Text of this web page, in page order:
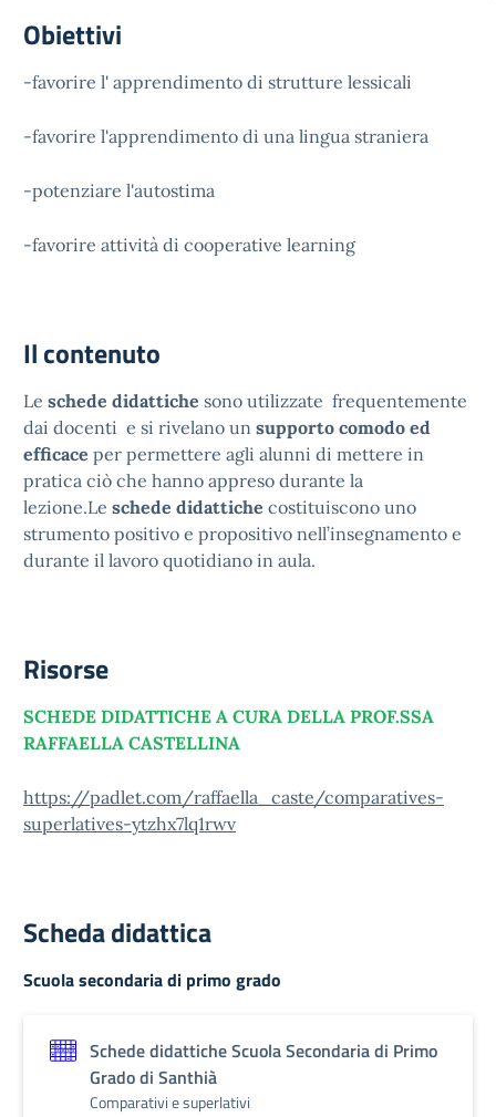
Obiettivi
-favorire l' apprendimento di strutture lessicali
-favorire l'apprendimento di una lingua straniera
-potenziare l'autostima
-favorire attività di cooperative learning
Il contenuto
Le schede didattiche sono utilizzate frequentemente
dai docenti e si rivelano un supporto comodo ed
efficace per permettere agli alunni di mettere in
pratica ciò che hanno appreso durante la
lezione.Le schede didattiche costituiscono uno
strumento positivo e propositivo nell’insegnamento e
durante il lavoro quotidiano in aula.
Risorse
SCHEDE DIDATTICHE A CURA DELLA PROF.SSA
RAFFAELLA CASTELLINA
https://padlet.com/raffaella_caste/comparatives-
superlatives-ytzhx7lq1rwv
Scheda didattica
Scuola secondaria di primo grado
Schede didattiche Scuola Secondaria di Primo
Grado di Santhià
Comparativi e superlativi